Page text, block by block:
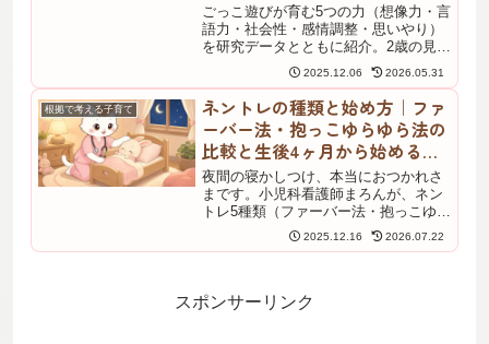
ごっこ遊びが育む5つの力（想像力・言
語力・社会性・感情調整・思いやり）
を研究データとともに紹介。2歳の見立
て遊びから5〜6歳の複雑なルール遊び
まで年齢別の特徴を解説し、おままご
とやお医者さんごっこの効果、子ども
の遊びを広げる声かけのコツもわかり
ます。
2025.12.06 2026.05.31
根拠で考える子育て
ネントレの種類と始め方｜ファ
ーバー法・抱っこゆらゆら法の
比較と生後4ヶ月から始める注
意点
夜間の寝かしつけ、本当におつかれさ
まです。小児科看護師まろんが、ネン
トレ5種類（ファーバー法・抱っこゆら
ゆら・トントン・PUPD・スリープレ
ディ）を比較表で整理し、生後4ヶ月か
たSIDS安全チェックを解説します。中
止すべきサインも明示。
2025.12.16 2026.07.22
スポンサーリンク